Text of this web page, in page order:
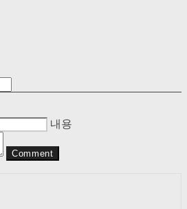
내용
Comment